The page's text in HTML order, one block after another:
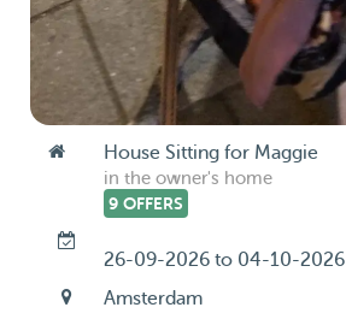
House Sitting for Maggie
in the owner's home
9 OFFERS
26-09-2026 to 04-10-2026
Amsterdam